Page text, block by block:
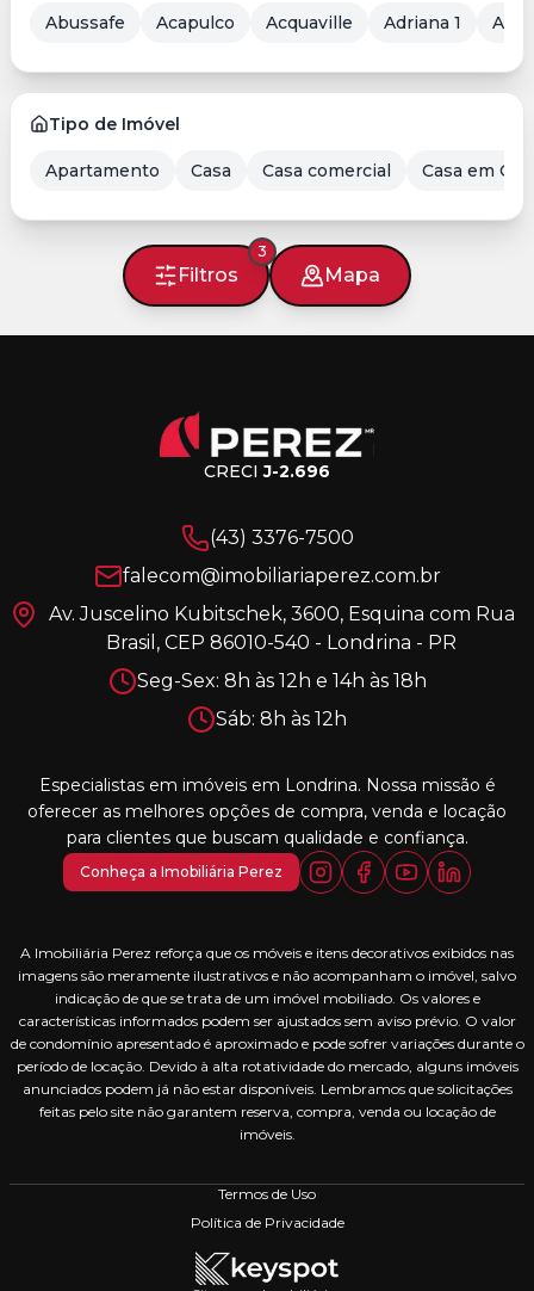
Filtros
3
Mapa
Abussafe Acapulco Acquaville Adriana 1
Tipo de Imóvel
Apartamento Casa Casa comercial Casa em
CRECIJ-2.696
(43) 3376-7500
falecom@imobiliariaperez.com.br
Av. Juscelino Kubitschek, 3600, Esquina com Rua
Brasil, CEP 86010-540 - Londrina - PR
Seg-Sex: 8h às 12h e 14h às 18h
Sáb: 8h às 12h
Especialistas em imóveis em Londrina. Nossa missão é
oferecer as melhores opções de compra, venda e locação
para clientes que buscam qualidade e confiança.
Conheça a Imobiliária Perez
A Imobiliária Perez reforça que os móveis e itens decorativos exibidos nas
imagens são meramente ilustrativos e não acompanham o imóvel, salvo
indicação de que se trata de um imóvel mobiliado. Os valores e
características informados podem ser ajustados sem aviso prévio. O valor
de condomínio apresentado é aproximado e pode sofrer variações durante o
período de locação. Devido à alta rotatividade do mercado, alguns imóveis
anunciados podem já não estar disponíveis. Lembramos que solicitações
feitas pelo site não garantem reserva, compra, venda ou locação de
imóveis.
Termos de Uso
Política de Privacidade